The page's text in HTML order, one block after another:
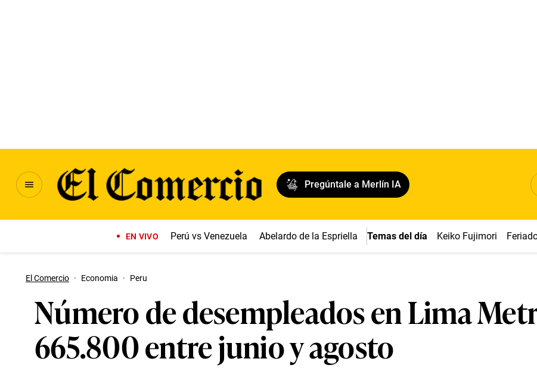
Pregúntale a Merlín IA
EN VIVO Perú vs Venezuela Abelardo de la Espriella Temas del día Keiko Fujimori
El Comercio · Economia · Peru
Número de desempleados en Lima
665.800 entre junio y agosto